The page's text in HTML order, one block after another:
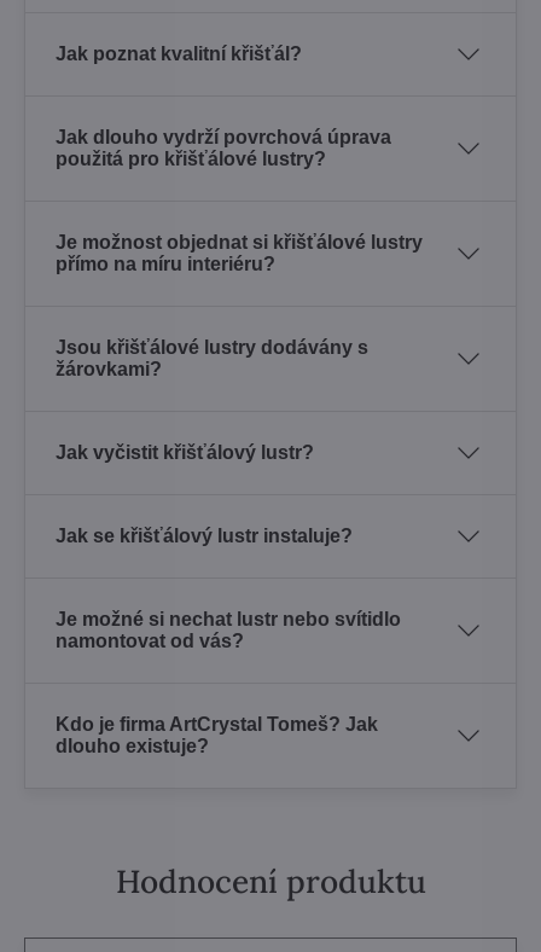
Jak poznat kvalitní křišťál?
Jak dlouho vydrží povrchová úprava
použitá pro křišťálové lustry?
Je možnost objednat si křišťálové lustry
přímo na míru interiéru?
Jsou křišťálové lustry dodávány s
žárovkami?
Jak vyčistit křišťálový lustr?
Jak se křišťálový lustr instaluje?
Je možné si nechat lustr nebo svítidlo
namontovat od vás?
Kdo je firma ArtCrystal Tomeš? Jak
dlouho existuje?
Hodnocení produktu